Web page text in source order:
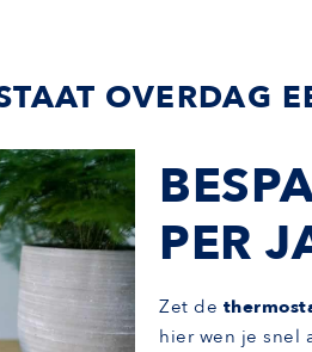
OVERDAG
PER
Zet de
hier wen je snel